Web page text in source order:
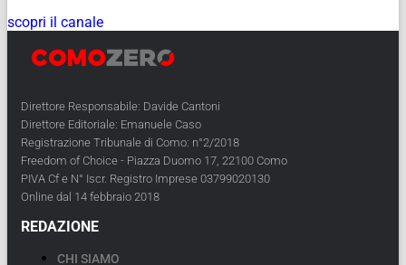
scopri il canale
Direttore Responsabile: Davide Cantoni
Direttore Editoriale: Emanuele Caso
Registrazione Tribunale di Como: n°2/2018
Freedom of Choice - Piazza Duomo 17, 22100 Como
PIVA Cf e N° Iscr. Registro Imprese 03799020130
Online dal 14 febbraio 2018
REDAZIONE
CHI SIAMO